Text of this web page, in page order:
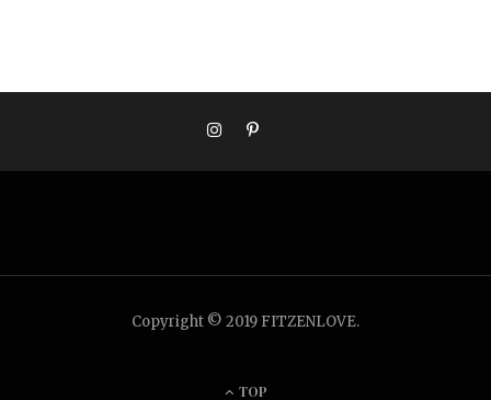
Copyright © 2019 FITZENLOVE.
TOP